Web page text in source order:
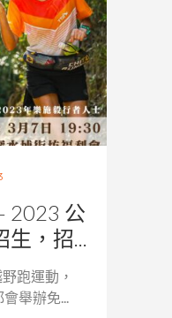
2023 公
生，招...
跑運動，
舉辦免...